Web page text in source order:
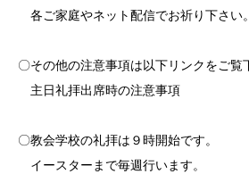
各ご家庭やネット配信でお祈り下さい。
〇その他の注意事項は以下リンクをご覧
主日礼拝出席時の注意事項
〇教会学校の礼拝は９時開始です。
イースターまで毎週行います。